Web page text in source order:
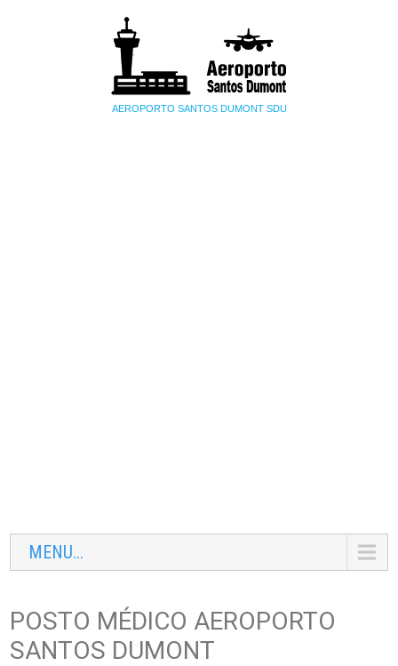
AEROPORTO SANTOS DUMONT SDU
MENU...
POSTO MÉDICO AEROPORTO
SANTOS DUMONT